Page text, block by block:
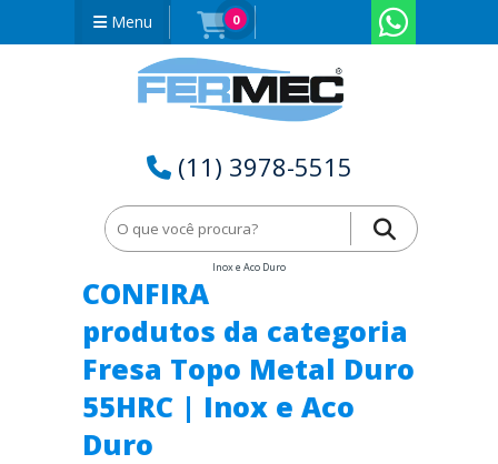
Menu 0
(11) 3978-5515
Home
Fresa Topo Metal Duro 55HRC |
Inox e Aco Duro
CONFIRA
produtos da categoria
Fresa Topo Metal Duro
55HRC | Inox e Aco
Duro